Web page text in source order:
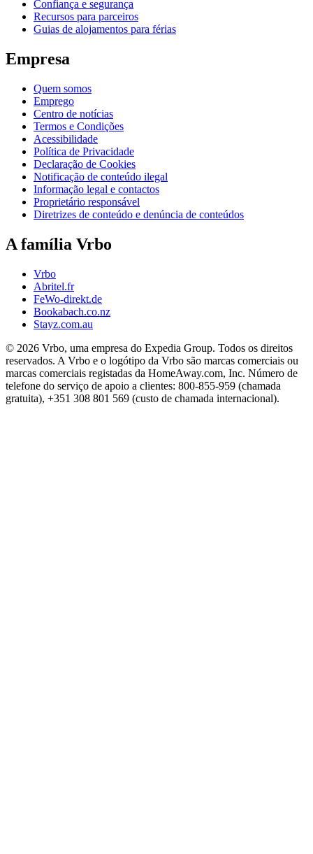
Confiança e segurança
Recursos para parceiros
Guias de alojamentos para férias
Empresa
Quem somos
Emprego
Centro de notícias
Termos e Condições
Acessibilidade
Política de Privacidade
Declaração de Cookies
Notificação de conteúdo ilegal
Informação legal e contactos
Proprietário responsável
Diretrizes de conteúdo e denúncia de conteúdos
A família Vrbo
Vrbo
Abritel.fr
FeWo-direkt.de
Bookabach.co.nz
Stayz.com.au
© 2026 Vrbo, uma empresa do Expedia Group. Todos os direitos
reservados. A Vrbo e o logótipo da Vrbo são marcas comerciais ou
marcas comerciais registadas da HomeAway.com, Inc. Número de
telefone do serviço de apoio a clientes: 800-855-959 (chamada
gratuita), +351 308 801 569 (custo de chamada internacional).